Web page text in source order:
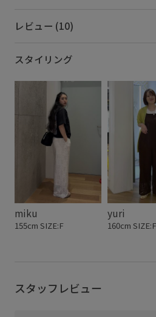
レビュー (10)
スタイリング
miku
155cm SIZE:F
yuri
160cm SIZE:F
スタッフレビュー